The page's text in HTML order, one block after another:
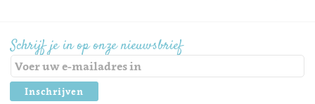
Schrijf je in op onze nieuwsbrief
Inschrijven